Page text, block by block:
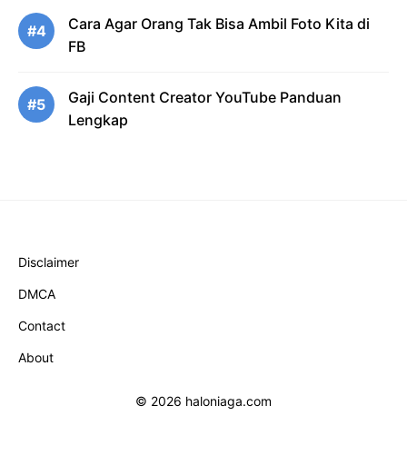
#4
Cara Agar Orang Tak Bisa Ambil Foto Kita di
FB
#5
Gaji Content Creator YouTube Panduan
Lengkap
Disclaimer
DMCA
Contact
About
© 2026 haloniaga.com